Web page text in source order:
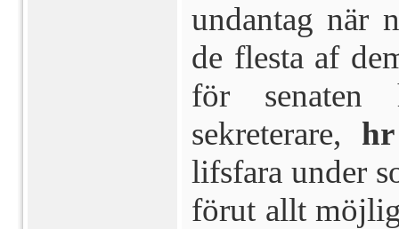
undantag när
de flesta af
för ­senaten
sekreterare,
lifsfara under
förut allt